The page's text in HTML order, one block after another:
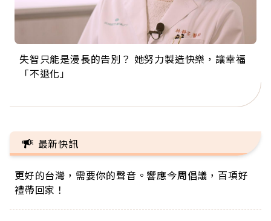
失智只能是漫長的告別？ 她努力製造快樂，讓幸福
「不退化」
來自剛果的巧克力神父 為台灣奉獻36年 「台灣是我
的家，我連作夢都講台語！」
63歲卸矽谷副總、搬回台灣找快樂！「蛋黃哥小
丑」走進安養院，逗樂上萬爺奶：退休後才開始真
104歲打破金氏世界紀錄 成為全球最年長羽球選
手，分享長壽的秘密原來是「這個」
事業巔峰他選擇追夢…黑手阿伯拉小提琴還登上小
巨蛋！連CNN都大讚！
最新快訊
更好的台灣，需要你的聲音。響應今周倡議，百項好
禮帶回家！